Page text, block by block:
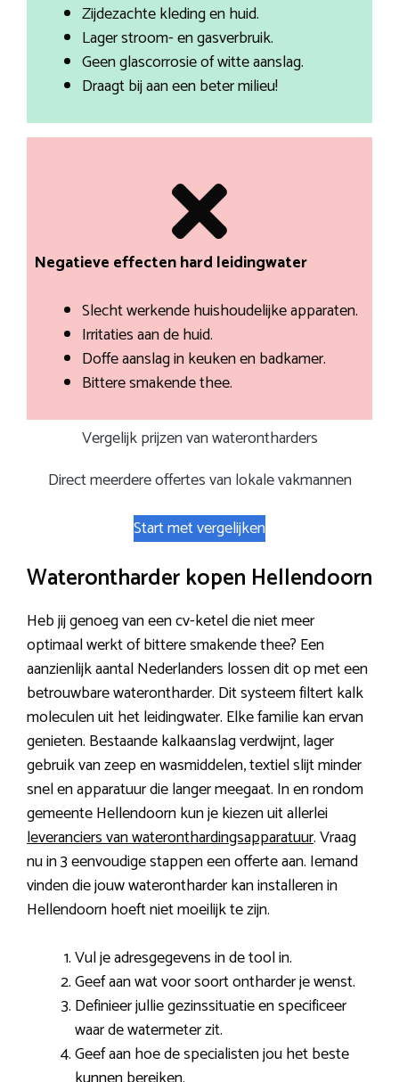
Zijdezachte kleding en huid.
Lager stroom- en gasverbruik.
Geen glascorrosie of witte aanslag.
Draagt bij aan een beter milieu!
Negatieve effecten hard leidingwater
Slecht werkende huishoudelijke apparaten.
Irritaties aan de huid.
Doffe aanslag in keuken en badkamer.
Bittere smakende thee.
Vergelijk prijzen van waterontharders
Direct meerdere offertes van lokale vakmannen
Start met vergelijken
Waterontharder kopen Hellendoorn
Heb jij genoeg van een cv-ketel die niet meer
optimaal werkt of bittere smakende thee? Een
aanzienlijk aantal Nederlanders lossen dit op met een
betrouwbare waterontharder. Dit systeem filtert kalk
moleculen uit het leidingwater. Elke familie kan ervan
genieten. Bestaande kalkaanslag verdwijnt, lager
gebruik van zeep en wasmiddelen, textiel slijt minder
snel en apparatuur die langer meegaat. In en rondom
gemeente Hellendoorn kun je kiezen uit allerlei
leveranciers van wateronthardingsapparatuur. Vraag
nu in 3 eenvoudige stappen een offerte aan. Iemand
vinden die jouw waterontharder kan installeren in
Hellendoorn hoeft niet moeilijk te zijn.
Vul je adresgegevens in de tool in.
Geef aan wat voor soort ontharder je wenst.
Definieer jullie gezinssituatie en specificeer
waar de watermeter zit.
Geef aan hoe de specialisten jou het beste